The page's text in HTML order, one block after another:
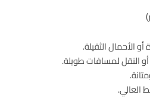
الأحمال الثقيلة.
النقل لمسافات طويلة.
العالي.